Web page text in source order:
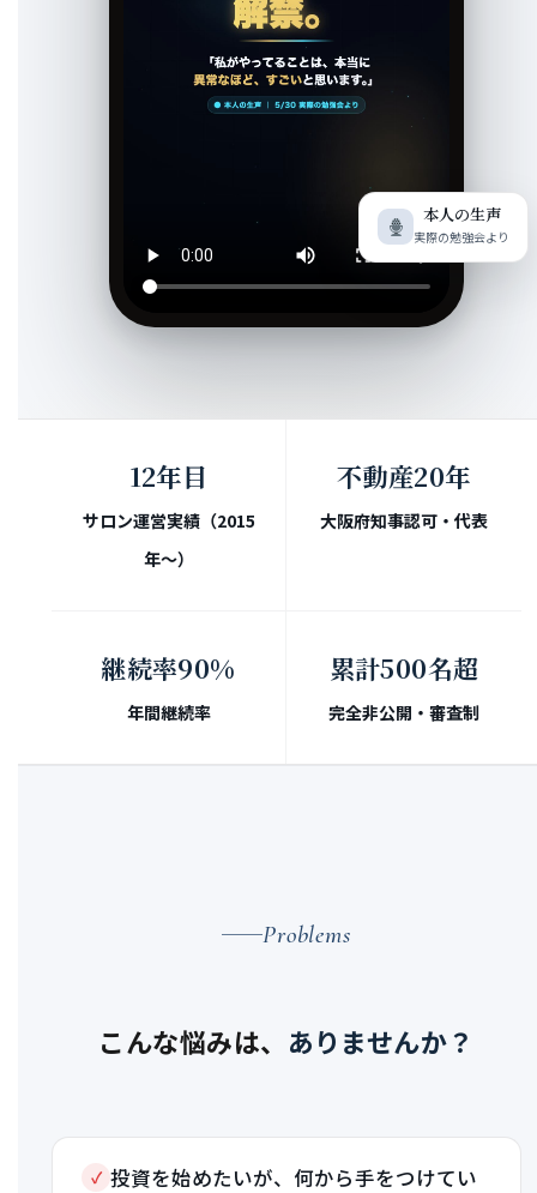
本人の生声
実際の勉強会より
12年目
サロン運営実績（2015
年〜）
不動産20年
大阪府知事認可・代表
継続率90%
年間継続率
累計500名超
完全非公開・審査制
Problems
こんな悩みは、 ありませんか？
✓ 投資を始めたいが、何から手をつけてい